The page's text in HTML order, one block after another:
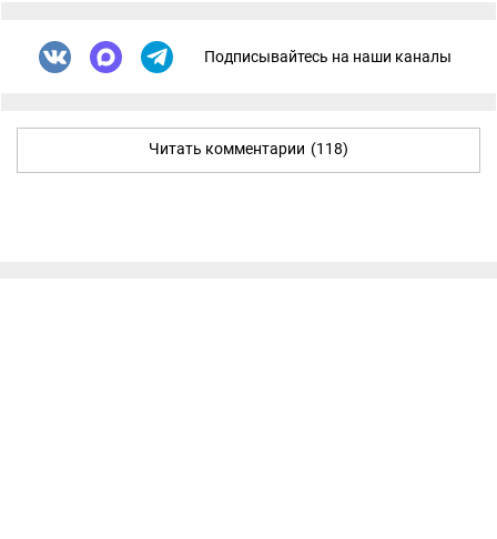
Подписывайтесь на наши каналы
Читать комментарии (118)